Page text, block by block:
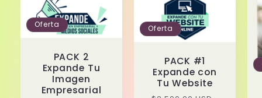
Oferta
PACK 2
Expande Tu
Imagen
Empresarial
Oferta
PACK #1
Expande con
Tu Website